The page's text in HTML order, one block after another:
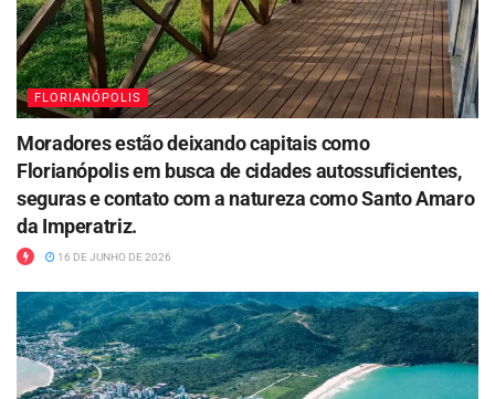
FLORIANÓPOLIS
Moradores estão deixando capitais como
Florianópolis em busca de cidades autossuficientes,
seguras e contato com a natureza como Santo Amaro
da Imperatriz.
16 DE JUNHO DE 2026